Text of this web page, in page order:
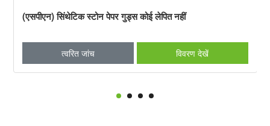
(एसपीएन) सिंथेटिक स्टोन पेपर गुड्स कोई लेपित नहीं
त्वरित जांच विवरण देखें